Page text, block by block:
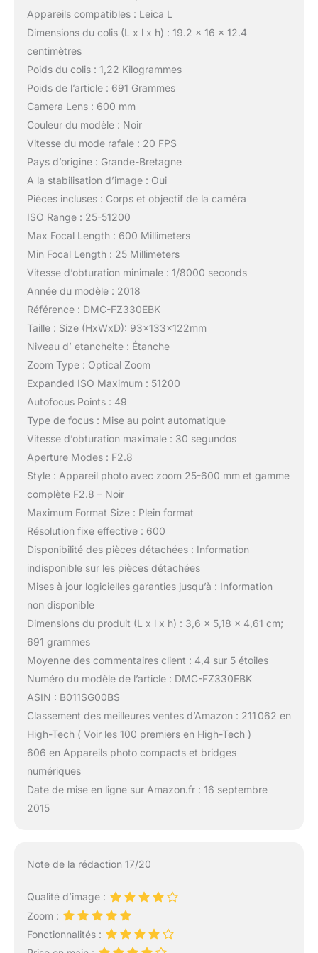
Appareils compatibles : Leica L
Dimensions du colis (L x l x h) : 19.2 x 16 x 12.4
centimètres
Poids du colis : 1,22 Kilogrammes
Poids de l’article : 691 Grammes
Camera Lens : 600 mm
Couleur du modèle : Noir
Vitesse du mode rafale : 20 FPS
Pays d’origine : Grande-Bretagne
A la stabilisation d’image : Oui
Pièces incluses : Corps et objectif de la caméra
ISO Range : 25-51200
Max Focal Length : 600 Millimeters
Min Focal Length : 25 Millimeters
Vitesse d’obturation minimale : 1/8000 seconds
Année du modèle : 2018
Référence : DMC-FZ330EBK
Taille : Size (HxWxD): 93x133x122mm
Niveau d’ etancheite : Étanche
Zoom Type : Optical Zoom
Expanded ISO Maximum : 51200
Autofocus Points : 49
Type de focus : Mise au point automatique
Vitesse d’obturation maximale : 30 segundos
Aperture Modes : F2.8
Style : Appareil photo avec zoom 25-600 mm et gamme
complète F2.8 – Noir
Maximum Format Size : Plein format
Résolution fixe effective : 600
Disponibilité des pièces détachées : Information
indisponible sur les pièces détachées
Mises à jour logicielles garanties jusqu’à : Information
non disponible
Dimensions du produit (L x l x h) : 3,6 x 5,18 x 4,61 cm;
691 grammes
Moyenne des commentaires client : 4,4 sur 5 étoiles
Numéro du modèle de l’article : DMC-FZ330EBK
ASIN : B011SG00BS
Classement des meilleures ventes d’Amazon : 211 062 en
High-Tech ( Voir les 100 premiers en High-Tech )
606 en Appareils photo compacts et bridges
numériques
Date de mise en ligne sur Amazon.fr : 16 septembre
2015
Note de la rédaction 17/20
Qualité d’image :
Zoom :
Fonctionnalités :